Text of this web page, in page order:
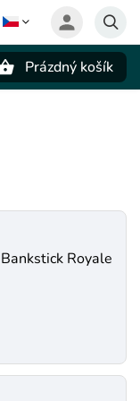
Prázdný košík
Royale